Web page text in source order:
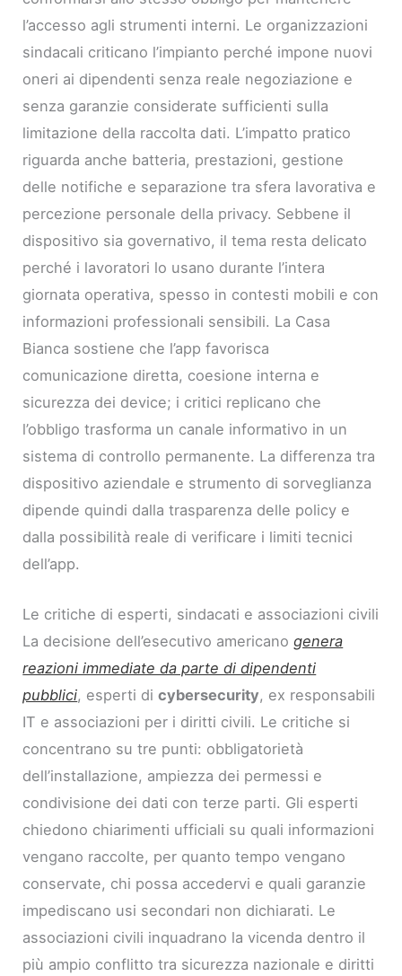
l’accesso agli strumenti interni. Le organizzazioni
sindacali criticano l’impianto perché impone nuovi
oneri ai dipendenti senza reale negoziazione e
senza garanzie considerate sufficienti sulla
limitazione della raccolta dati. L’impatto pratico
riguarda anche batteria, prestazioni, gestione
delle notifiche e separazione tra sfera lavorativa e
percezione personale della privacy. Sebbene il
dispositivo sia governativo, il tema resta delicato
perché i lavoratori lo usano durante l’intera
giornata operativa, spesso in contesti mobili e con
informazioni professionali sensibili. La Casa
Bianca sostiene che l’app favorisca
comunicazione diretta, coesione interna e
sicurezza dei device; i critici replicano che
l’obbligo trasforma un canale informativo in un
sistema di controllo permanente. La differenza tra
dispositivo aziendale e strumento di sorveglianza
dipende quindi dalla trasparenza delle policy e
dalla possibilità reale di verificare i limiti tecnici
dell’app.
Le critiche di esperti, sindacati e associazioni civili
La decisione dell’esecutivo americanogenera
reazioni immediate da parte di dipendenti
pubblici, esperti dicybersecurity, ex responsabili
IT e associazioni per i diritti civili. Le critiche si
concentrano su tre punti: obbligatorietà
dell’installazione, ampiezza dei permessi e
condivisione dei dati con terze parti. Gli esperti
chiedono chiarimenti ufficiali su quali informazioni
vengano raccolte, per quanto tempo vengano
conservate, chi possa accedervi e quali garanzie
impediscano usi secondari non dichiarati. Le
associazioni civili inquadrano la vicenda dentro il
più ampio conflitto tra sicurezza nazionale e diritti